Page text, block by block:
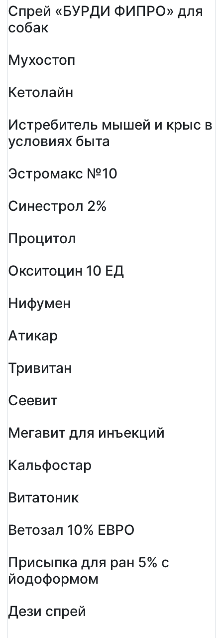
Спрей «БУРДИ ФИПРО» для
собак
Мухостоп
Кетолайн
Истребитель мышей и крыс в
условиях быта
Эстромакс №10
Синестрол 2%
Процитол
Окситоцин 10 ЕД
Нифумен
Атикар
Тривитан
Сеевит
Мегавит для инъекций
Кальфостар
Витатоник
Ветозал 10% ЕВРО
Присыпка для ран 5% с
йодоформом
Дези спрей